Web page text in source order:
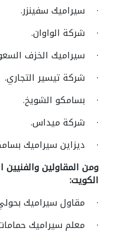
· سيراميك سفينزر.
· شركة الواوان.
· سيراميك الخزف
· شركة تيسير التجاري.
· بسامكو الشويخ.
· شركة ميداس.
· ديزاين سيراميك
ومن المقاولين
الكويت:
· مقاول سيراميك
· معلم سيراميك